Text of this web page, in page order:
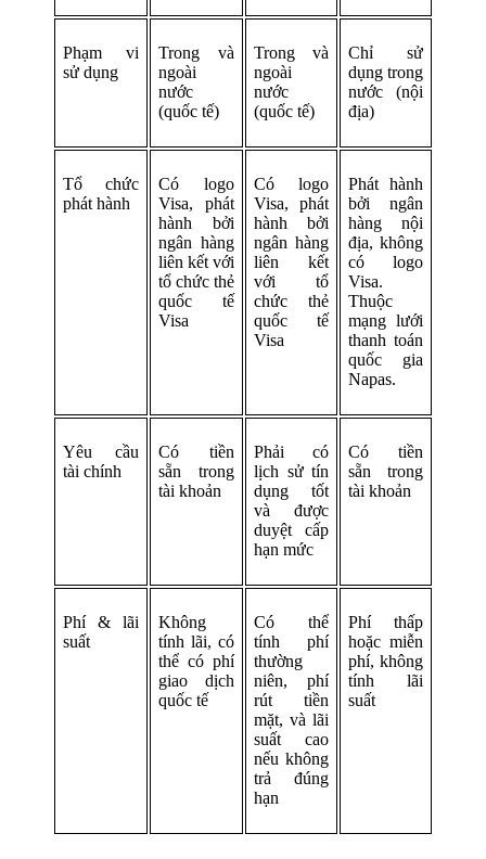
Phạm vi
sử dụng
Trong và
ngoài
nước
(quốc tế)
Trong và
ngoài
nước
(quốc tế)
Chỉ sử
dụng trong
nước (nội
địa)
Tổ chức
phát hành
Có logo
Visa, phát
hành bởi
ngân hàng
liên kết với
tổ chức thẻ
quốc tế
Visa
Có logo
Visa, phát
hành bởi
ngân hàng
liên kết
với tổ
chức thẻ
quốc tế
Visa
Phát hành
bởi ngân
hàng nội
địa, không
có logo
Visa.
Thuộc
mạng lưới
thanh toán
quốc gia
Napas.
Yêu cầu
tài chính
Có tiền
sẵn trong
tài khoản
Phải có
lịch sử tín
dụng tốt
và được
duyệt cấp
hạn mức
Có tiền
sẵn trong
tài khoản
Phí & lãi
suất
Không
tính lãi, có
thể có phí
giao dịch
quốc tế
Có thể
tính phí
thường
niên, phí
rút tiền
mặt, và lãi
suất cao
nếu không
trả đúng
hạn
Phí thấp
hoặc miễn
phí, không
tính lãi
suất